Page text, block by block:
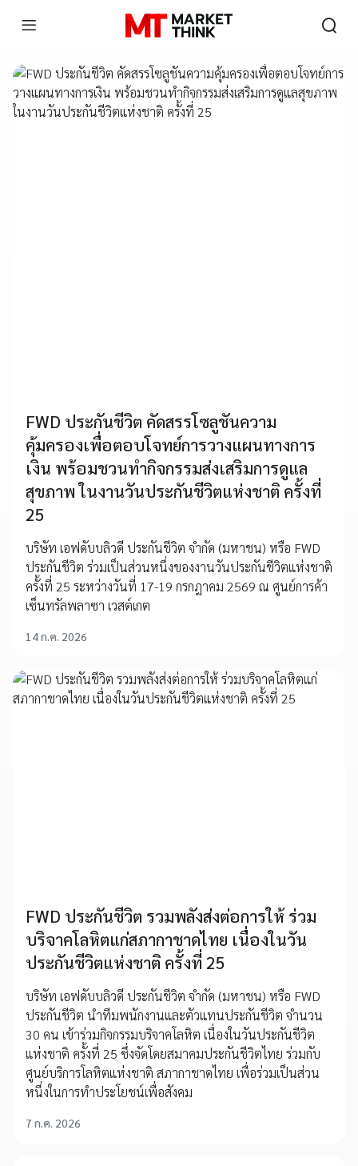
FWD ประกันชีวิต คัดสรรโซลูชันความ
คุ้มครองเพื่อตอบโจทย์การวางแผนทางการ
เงิน พร้อมชวนทำกิจกรรมส่งเสริมการดูแล
สุขภาพ ในงานวันประกันชีวิตแห่งชาติ ครั้งที่
25
บริษัท เอฟดับบลิวดี ประกันชีวิต จำกัด (มหาชน) หรือ FWD
ประกันชีวิต ร่วมเป็นส่วนหนึ่งของงานวันประกันชีวิตแห่งชาติ
ครั้งที่ 25 ระหว่างวันที่ 17-19 กรกฎาคม 2569 ณ ศูนย์การค้า
เซ็นทรัลพลาซา เวสต์เกต
14 ก.ค. 2026
FWD ประกันชีวิต รวมพลังส่งต่อการให้ ร่วม
บริจาคโลหิตแก่สภากาชาดไทย เนื่องในวัน
ประกันชีวิตแห่งชาติ ครั้งที่ 25
บริษัท เอฟดับบลิวดี ประกันชีวิต จำกัด (มหาชน) หรือ FWD
ประกันชีวิต นำทีมพนักงานและตัวแทนประกันชีวิต จำนวน
30 คน เข้าร่วมกิจกรรมบริจาคโลหิต เนื่องในวันประกันชีวิต
แห่งชาติ ครั้งที่ 25 ซึ่งจัดโดยสมาคมประกันชีวิตไทย ร่วมกับ
ศูนย์บริการโลหิตแห่งชาติ สภากาชาดไทย เพื่อร่วมเป็นส่วน
หนึ่งในการทำประโยชน์เพื่อสังคม
7 ก.ค. 2026